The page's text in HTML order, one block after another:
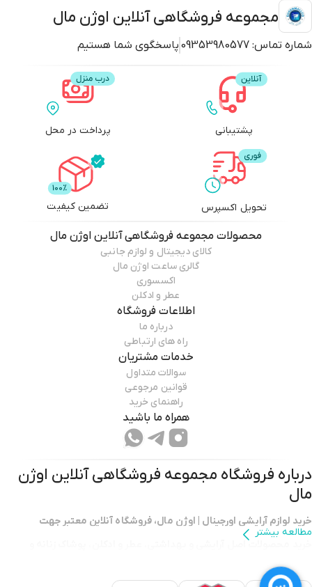
مجموعه فروشگاهی آنلاین اوژن مال
شماره تماس: 09353980577 پاسخگوی شما هستیم
پشتیبانی پرداخت در محل
تحویل اکسپرس تضمین کیفیت
محصولات مجموعه فروشگاهی آنلاین اوژن مال
کالای دیجیتال و لوازم جانبی
گالری ساعت اوژن مال
اکسسوری
عطر و ادکلن
اطلاعات فروشگاه
درباره ما
راه های ارتباطی
خدمات مشتریان
سوالات متداول
قوانین مرجوعی
راهنمای خرید
همراه ما باشید
درباره فروشگاه مجموعه فروشگاهی آنلاین اوژن
مال
خرید لوازم آرایشی اورجینال | اوژن مال، فروشگاه آنلاین معتبر جهت
خرید محصولات اصل آرایشی و بهداشتی
سریع،قیمت رقابتی
مطالعه بیشتر